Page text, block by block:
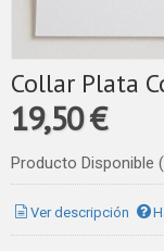
Collar Plata
19,50 €
Producto Disponible
Ver descripción